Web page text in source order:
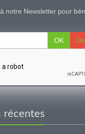
notre Newsletter pour
OK
récentes